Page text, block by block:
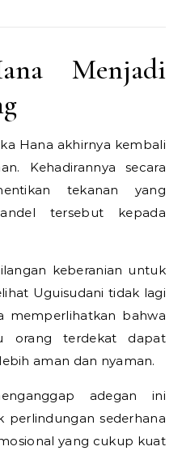
Menjadi
Hana akhirnya kembali
Kehadirannya secara
tekanan yang
tersebut kepada
keberanian untuk
Uguisudani tidak lagi
memperlihatkan bahwa
orang terdekat dapat
aman dan nyaman.
adegan ini
perlindungan sederhana
yang cukup kuat